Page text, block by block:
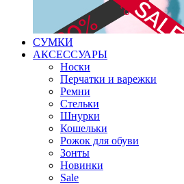
СУМКИ
АКСЕССУАРЫ
Носки
Перчатки и варежки
Ремни
Стельки
Шнурки
Кошельки
Рожок для обуви
Зонты
Новинки
Sale